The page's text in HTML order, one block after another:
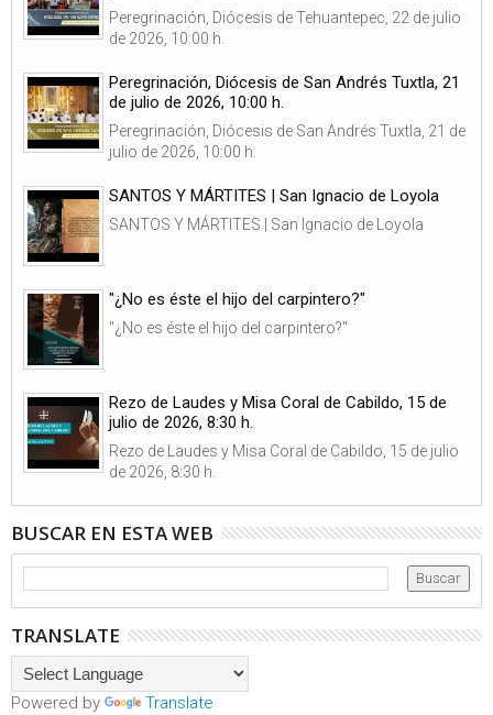
Peregrinación, Diócesis de Tehuantepec, 22 de julio
de 2026, 10:00 h.
Peregrinación, Diócesis de San Andrés Tuxtla, 21
de julio de 2026, 10:00 h.
Peregrinación, Diócesis de San Andrés Tuxtla, 21 de
julio de 2026, 10:00 h.
SANTOS Y MÁRTITES | San Ignacio de Loyola
SANTOS Y MÁRTITES | San Ignacio de Loyola
"¿No es éste el hijo del carpintero?"
"¿No es éste el hijo del carpintero?"
Rezo de Laudes y Misa Coral de Cabildo, 15 de
julio de 2026, 8:30 h.
Rezo de Laudes y Misa Coral de Cabildo, 15 de julio
de 2026, 8:30 h.
BUSCAR EN ESTA WEB
TRANSLATE
Powered by Translate